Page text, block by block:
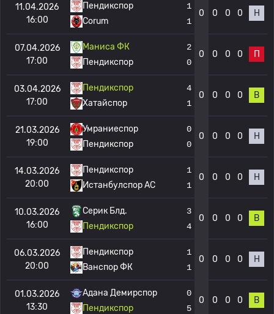
11.04.2026
16:00
Пендикспор
Corum
1
1
0 0 0 0 Н
07.04.2026
17:00
Маниса ФК
Пендикспор
2
0
0 0 0 0 П
03.04.2026
17:00
Пендикспор
Хатайспор
4
1
0 0 0 0 В
21.03.2026
19:00
Умраниеспор
Пендикспор
0
0
0 0 0 0 Н
14.03.2026
20:00
Пендикспор
Истанбулспор АС
1
1
0 0 0 0 Н
10.03.2026
16:00
Серик Блд.
Пендикспор
3
4
0 0 0 0 В
06.03.2026
20:00
Пендикспор
Ванспор ФК
1
1
0 0 0 0 Н
01.03.2026
13:30
Адана Демирспор
Пендикспор
0
5
0 0 0 0 В